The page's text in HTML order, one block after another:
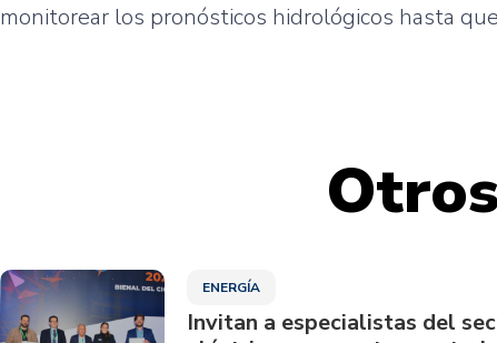
monitorear los pronósticos hidrológicos hasta
ENERGÍA
Invitan a especialistas del